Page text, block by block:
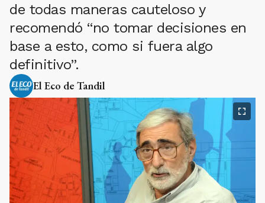
de todas maneras cauteloso y
recomendó “no tomar decisiones en
base a esto, como si fuera algo
definitivo”.
El Eco de Tandil